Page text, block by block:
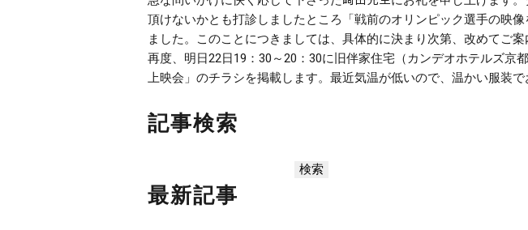
頂けないかとも打診しましたところ「戦前のオリンピック選手の映
ました。このことにつきましては、具体的に決まり次第、改めてご案
再度、明日22日19：30～20：30に旧伴家住宅（カンデオホテルズ京
上映会」のチラシを掲載します。最近気温が低いので、温かい服装
記事検索
最新記事